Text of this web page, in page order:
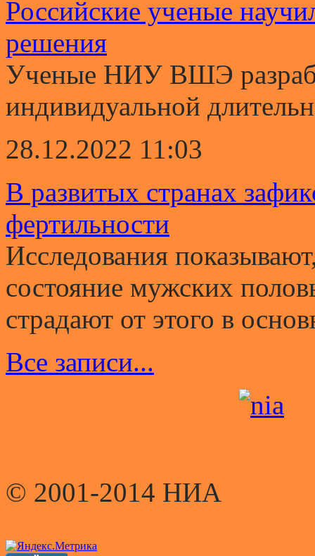
Российские ученые
решения
Ученые НИУ ВШЭ
индивидуальной
28.12.2022 11:03
В развитых странах
фертильности
Исследования
состояние мужских
страдают от этого в
Все записи...
© 2001-2014 НИА